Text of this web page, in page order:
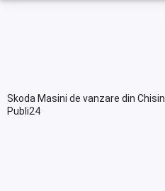
Skoda Masini de vanzare din
Publi24